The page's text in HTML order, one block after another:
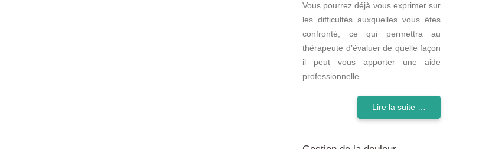
Vous pourrez déjà vous exprimer sur
les difficultés auxquelles vous êtes
confronté, ce qui permettra au
thérapeute d’évaluer de quelle façon
il peut vous apporter une aide
professionnelle.
Lire la suite …